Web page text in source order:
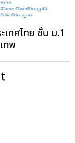
เทศไทย ชั้น ม.1
ทพ